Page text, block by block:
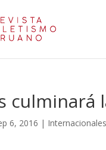
culminará
6, 2016 | Internacionales